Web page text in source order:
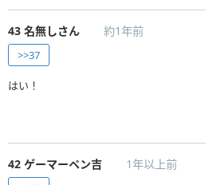
43 名無しさん 約1年前
>>37
はい！
42 ゲーマーペン吉 1年以上前